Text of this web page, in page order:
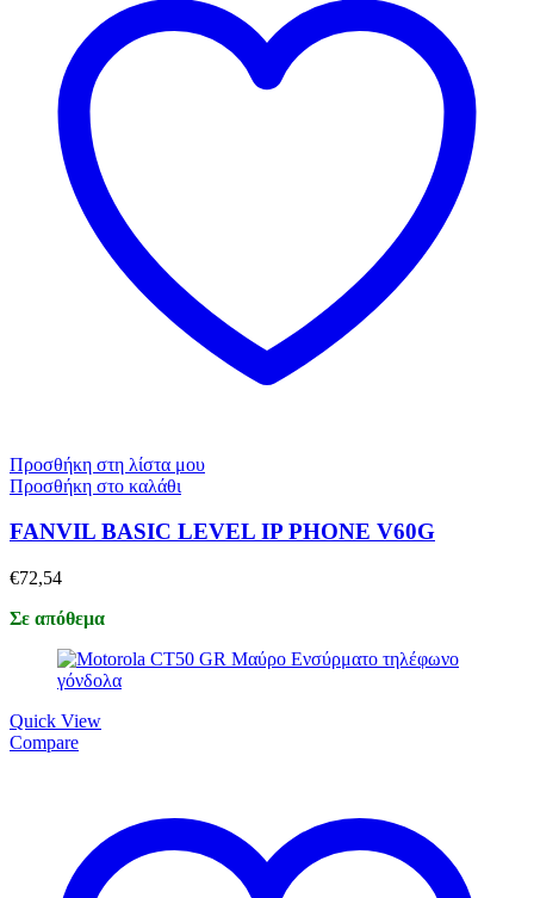
Προσθήκη στη λίστα μου
Προσθήκη στο καλάθι
FANVIL BASIC LEVEL IP PHONE V60G
€72,54
Σε απόθεμα
Quick View
Compare